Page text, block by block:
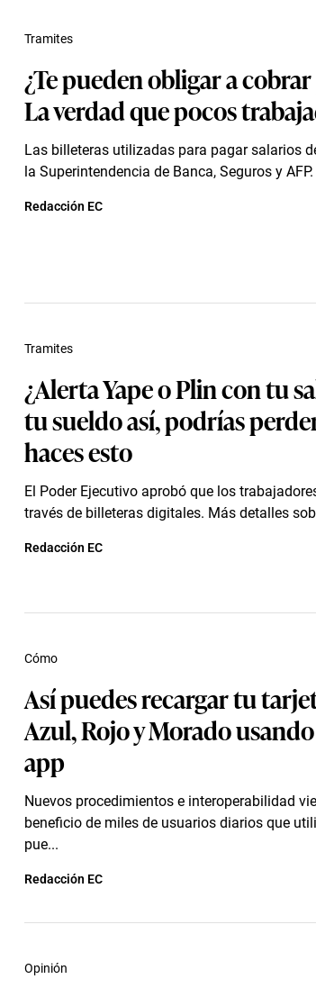
¿Te pueden obligar a
La verdad que pocos
Las billeteras utilizadas para pagar salarios
la Superintendencia de Banca, Seguros y AFP.
Tramites
Redacción EC
¿Alerta Yape o Plin con tu
tu sueldo así, podrías
haces esto
El Poder Ejecutivo aprobó que los
través de billeteras digitales. Más detalles
Tramites
Redacción EC
Así puedes recargar tu
Azul, Rojo y Morado
app
Nuevos procedimientos e interoperabilidad
beneficio de miles de usuarios diarios que
pue...
Cómo
Redacción EC
Opinión